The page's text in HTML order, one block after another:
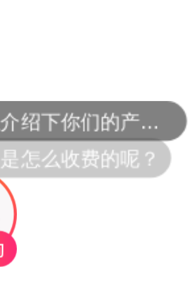
怎么收费的呢？